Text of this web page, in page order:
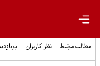
مرتبط نظر کاربران پربازدیدها